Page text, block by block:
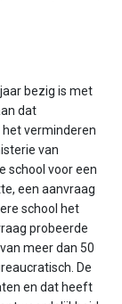
bezig is met
dat
verminderen
van
school voor een
een aanvraag
school het
probeerde
meer dan 50
De
en dat heeft